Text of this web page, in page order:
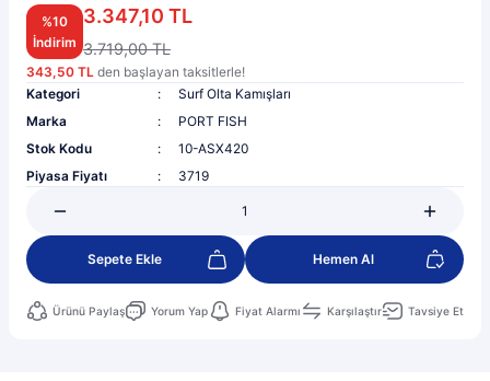
%10
İndirim
3.347,10 TL
3.719,00 TL
343,50 TL den başlayan taksitlerle!
Kategori
Surf Olta Kamışları
Marka
PORT FISH
Stok Kodu
10-ASX420
Piyasa Fiyatı
3719
Sepete Ekle Hemen Al
Ürünü Paylaş Yorum Yap Fiyat Alarmı Karşılaştır Tavsiye Et